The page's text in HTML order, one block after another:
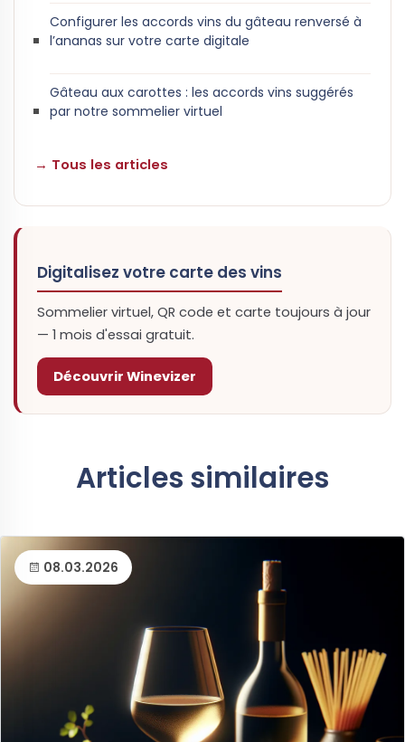
Configurer les accords vins du gâteau renversé à
l’ananas sur votre carte digitale
Gâteau aux carottes : les accords vins suggérés
par notre sommelier virtuel
→ Tous les articles
Digitalisez votre carte des vins
Sommelier virtuel, QR code et carte toujours à jour
— 1 mois d'essai gratuit.
Découvrir Winevizer
Articles similaires
08.03.2026